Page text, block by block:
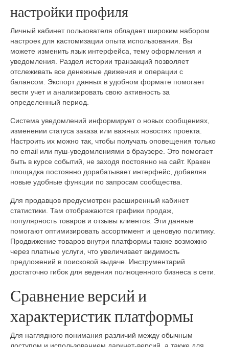
настройки профиля
Личный кабинет пользователя обладает широким набором
настроек для кастомизации опыта использования. Вы
можете изменить язык интерфейса, тему оформления и
уведомления. Раздел истории транзакций позволяет
отслеживать все денежные движения и операции с
балансом. Экспорт данных в удобном формате помогает
вести учет и анализировать свою активность за
определенный период.
Система уведомлений информирует о новых сообщениях,
изменении статуса заказа или важных новостях проекта.
Настроить их можно так, чтобы получать оповещения только
по email или пуш-уведомлениями в браузере. Это помогает
быть в курсе событий, не заходя постоянно на сайт. Кракен
площадка постоянно дорабатывает интерфейс, добавляя
новые удобные функции по запросам сообщества.
Для продавцов предусмотрен расширенный кабинет
статистики. Там отображаются графики продаж,
популярность товаров и отзывы клиентов. Эти данные
помогают оптимизировать ассортимент и ценовую политику.
Продвижение товаров внутри платформы также возможно
через платные услуги, что увеличивает видимость
предложений в поисковой выдаче. Инструментарий
достаточно гибок для ведения полноценного бизнеса в сети.
Сравнение версий и
характеристик платформы
Для наглядного понимания различий между обычным